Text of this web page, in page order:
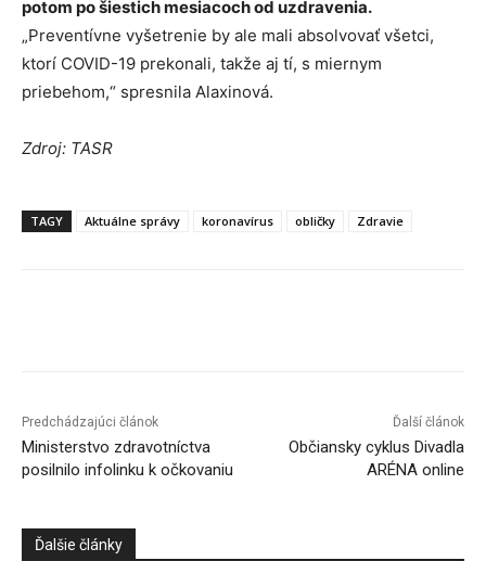
potom po šiestich mesiacoch od uzdravenia.
„Preventívne vyšetrenie by ale mali absolvovať všetci,
ktorí COVID-19 prekonali, takže aj tí, s miernym
priebehom,“ spresnila Alaxinová.
Zdroj: TASR
TAGY Aktuálne správy koronavírus obličky Zdravie
Predchádzajúci článok
Ministerstvo zdravotníctva
posilnilo infolinku k očkovaniu
Ďalší článok
Občiansky cyklus Divadla
ARÉNA online
Ďalšie články